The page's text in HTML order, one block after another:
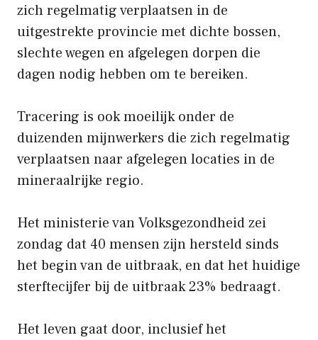
zich regelmatig verplaatsen in de
uitgestrekte provincie met dichte bossen,
slechte wegen en afgelegen dorpen die
dagen nodig hebben om te bereiken.
Tracering is ook moeilijk onder de
duizenden mijnwerkers die zich regelmatig
verplaatsen naar afgelegen locaties in de
mineraalrijke regio.
Het ministerie van Volksgezondheid zei
zondag dat 40 mensen zijn hersteld sinds
het begin van de uitbraak, en dat het huidige
sterftecijfer bij de uitbraak 23% bedraagt.
Het leven gaat door, inclusief het